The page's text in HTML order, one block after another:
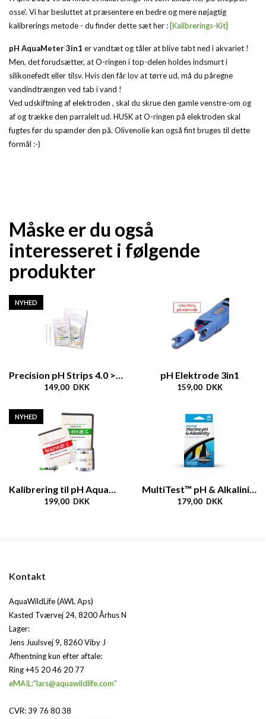
osse'. Vi har besluttet at præsentere en bedre og mere nøjagtig
kalibrerings metode - du finder dette sæt her :[Kalibrerings-Kit]
pH AquaMeter 3in1 er vandtæt og tåler at blive tabt ned i akvariet !
Men, det forudsætter, at O-ringen i top-delen holdes indsmurt i
silikonefedt eller tilsv. Hvis den får lov at tørre ud, må du påregne
vandindtrængen ved tab i vand !
Ved udskiftning af elektroden , skal du skrue den gamle venstre-om og
af og trække den parralelt ud. HUSK at O-ringen på elektroden skal
fugtes før du spænder den på. Olivenolie kan også fint bruges til dette
formål :-)
Måske er du også
interesseret i følgende
produkter
NYHED
Precision pH Strips 4.0 > 7.0
149,00 DKK
pH Elektrode 3in1
159,00 DKK
NYHED
Kalibrering til pH AquaMeter 3in1
199,00 DKK
MultiTest™ pH & Alkalinity
179,00 DKK
Kontakt
AquaWildLife (AWL Aps)
Kasted Tværvej 24, 8200 Århus N
Lager:
Jens Juulsvej 9, 8260 Viby J
Afhentning kun efter aftale:
Ring +45 20 46 20 77
eMAIL:"lars@aquawildlife.com"
CVR: 39 76 80 38